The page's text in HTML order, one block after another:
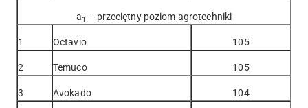
a1 – przeciętny poziom agrotechniki
1 Octavio 105
2 Temuco 105
3 Avokado 104